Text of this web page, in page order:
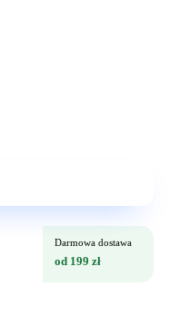
Darmowa dostawa
od 199 zł